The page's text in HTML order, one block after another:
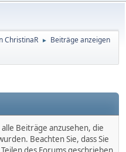
ChristinaR ► Beiträge anzeigen
Beiträge anzusehen, die
Beachten Sie, dass Sie